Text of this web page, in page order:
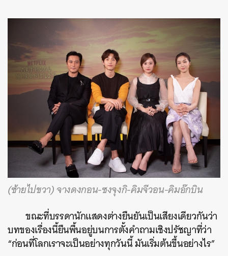
(ซ้ายไปขวา) จางดงกอน-ซงจุงกิ-คิมจีวอน-คิมอ๊กบิน
ขณะที่บรรดานักแสดงต่างยืนยันเป็นเสียงเดียวกันว่า
บทของเรื่องนี้ยืนพื้นอยู่บนการตั้งคำถามเชิงปรัชญาที่ว่า
“ก่อนที่โลกเราจะเป็นอย่างทุกวันนี้ มันเริ่มต้นขึ้นอย่างไร”